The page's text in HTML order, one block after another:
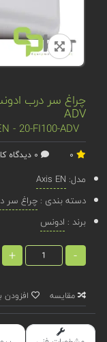
ADV
- 20-FI100-ADV
مدل: Axis EN
دسته بندی :چراغ سر
برند : ادونس
-
+
مقایسه افزودن